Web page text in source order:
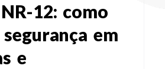
12: como
em
e